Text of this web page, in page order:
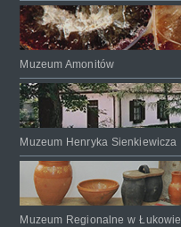
Muzeum Amonitów
Muzeum Henryka Sienkiewicza
Muzeum Regionalne w Łukowie